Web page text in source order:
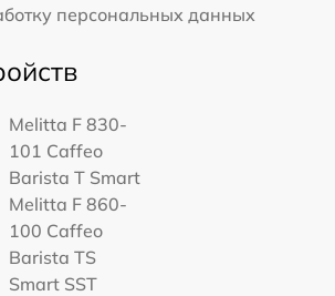
персональных данных
Melitta F 830-
101 Caffeo
Barista T Smart
Melitta F 860-
100 Caffeo
Barista TS
Smart SST